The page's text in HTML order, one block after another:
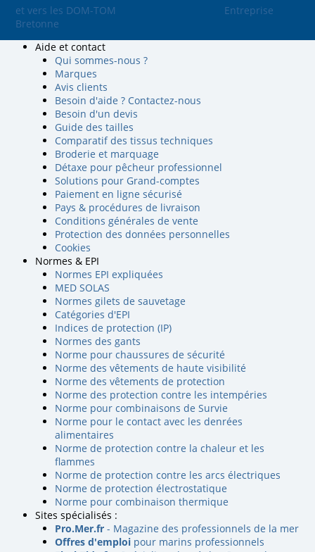
et vers les DOM-TOM
Entreprise
Bretonne
Aide et contact
Qui sommes-nous ?
Marques
Avis clients
Besoin d'aide ? Contactez-nous
Besoin d'un devis
Guide des tailles
Comparatif des tissus techniques
Broderie et marquage
Détaxe pour pêcheur professionnel
Solutions pour Grand-comptes
Paiement en ligne sécurisé
Pays & procédures de livraison
Conditions générales de vente
Protection des données personnelles
Cookies
Normes & EPI
Normes EPI expliquées
MED SOLAS
Normes gilets de sauvetage
Catégories d'EPI
Indices de protection (IP)
Normes des gants
Norme pour chaussures de sécurité
Norme des vêtements de haute visibilité
Norme des vêtements de protection
Norme des protection contre les intempéries
Norme pour combinaisons de Survie
Norme pour le contact avec les denrées
alimentaires
Norme de protection contre la chaleur et les
flammes
Norme de protection contre les arcs électriques
Norme de protection électrostatique
Norme pour combinaison thermique
Sites spécialisés :
Pro.Mer.fr - Magazine des professionnels de la mer
Offres d'emploi pour marins professionnels